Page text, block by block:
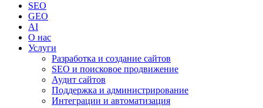
SEO
GEO
AI
О нас
Услуги
Разработка и создание сайтов
SEO и поисковое продвижение
Аудит сайтов
Поддержка и администрирование
Интеграции и автоматизация